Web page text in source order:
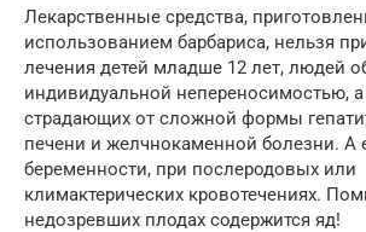
Лекарственные средства,
использованием барбариса, нельзя
лечения детей младше 12 лет, людей
индивидуальной непереносимостью,
страдающих от сложной формы
печени и желчнокаменной болезни. А
беременности, при послеродовых или
климактерических кровотечениях.
недозревших плодах содержится яд!